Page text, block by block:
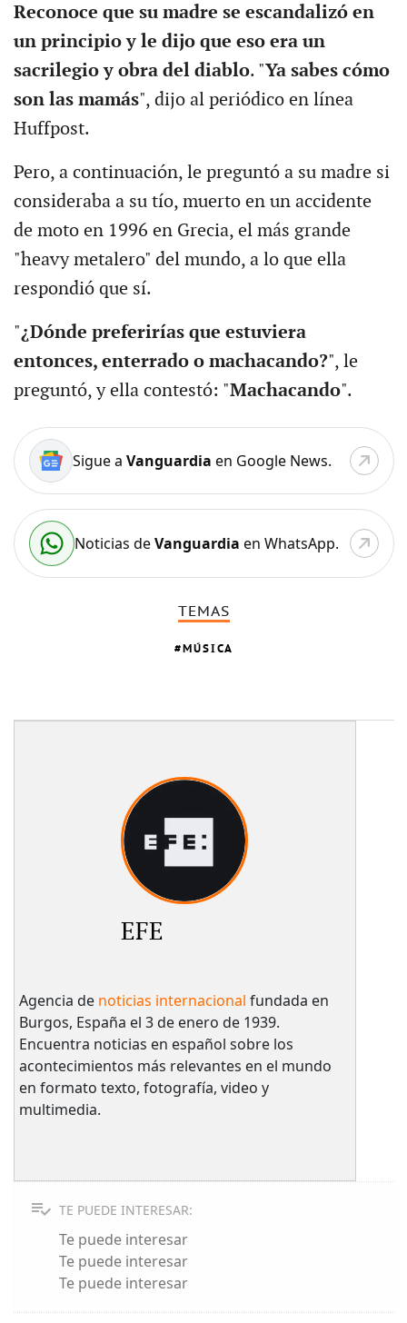
Reconoce que su madre se escandalizó en
un principio y le dijo que eso era un
sacrilegio y obra del diablo. "Ya sabes cómo
son las mamás", dijo al periódico en línea
Huffpost.
Pero, a continuación, le preguntó a su madre si
consideraba a su tío, muerto en un accidente
de moto en 1996 en Grecia, el más grande
"heavy metalero" del mundo, a lo que ella
respondió que sí.
"¿Dónde preferirías que estuviera
entonces, enterrado o machacando?", le
preguntó, y ella contestó: "Machacando".
Sigue a Vanguardia en Google News.
Noticias deVanguardia en WhatsApp.
TEMAS
MÚSICA
EFE
Agencia de noticias internacional fundada en
Burgos, España el 3 de enero de 1939.
Encuentra noticias en español sobre los
acontecimientos más relevantes en el mundo
en formato texto, fotografía, video y
multimedia.
TE PUEDE INTERESAR:
Te puede interesar
Te puede interesar
Te puede interesar